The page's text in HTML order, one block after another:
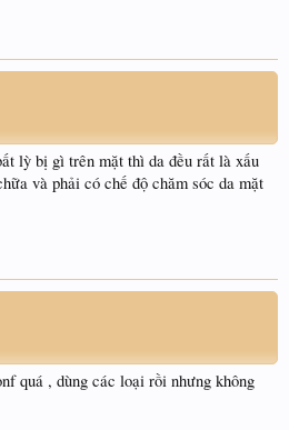
lỳ bị gì trên mặt thì da đều rất là xấu
và phải có chế độ chăm sóc da mặt
quá , dùng các loại rồi nhưng không